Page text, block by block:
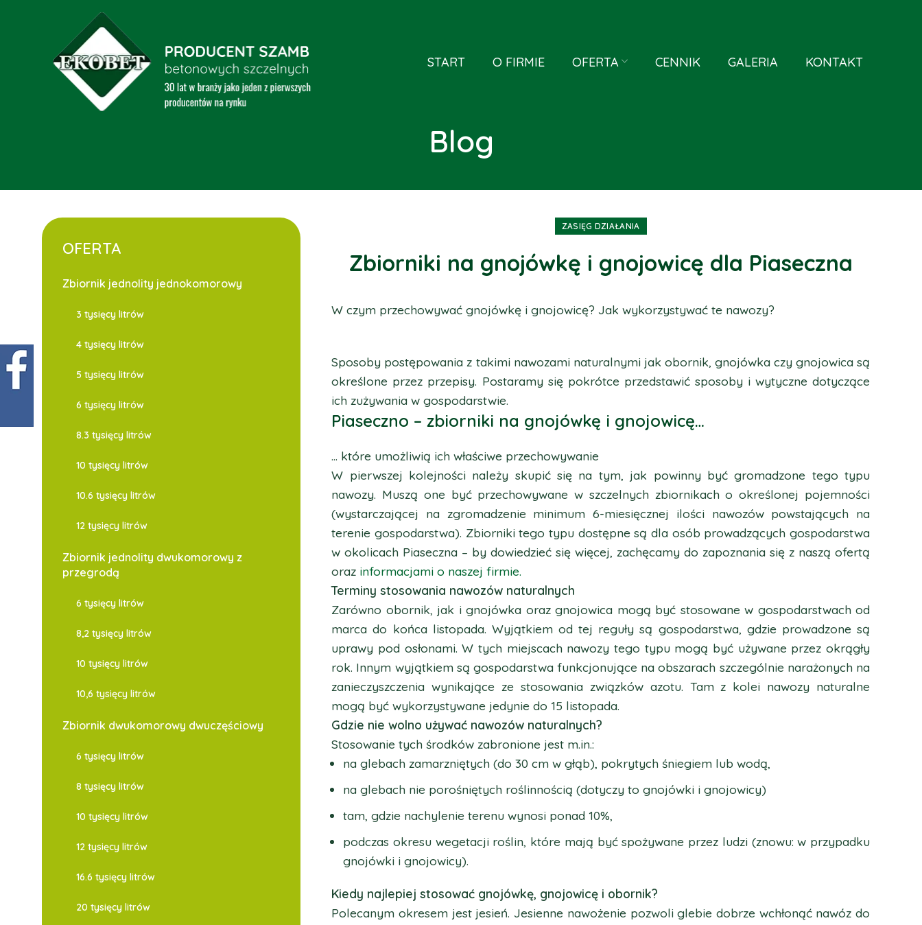
START O FIRMIE OFERTA CENNIK GALERIA KONTAKT
Blog
ZASIĘG DZIAŁANIA
Zbiorniki na gnojówkę i gnojowicę dla Piaseczna
W czym przechowywać gnojówkę i gnojowicę? Jak wykorzystywać te nawozy?
Sposoby postępowania z takimi nawozami naturalnymi jak obornik, gnojówka czy gnojowica są
określone przez przepisy. Postaramy się pokrótce przedstawić sposoby i wytyczne dotyczące
ich zużywania w gospodarstwie.
Piaseczno – zbiorniki na gnojówkę i gnojowicę…
… które umożliwią ich właściwe przechowywanie
W pierwszej kolejności należy skupić się na tym, jak powinny być gromadzone tego typu
nawozy. Muszą one być przechowywane w szczelnych zbiornikach o określonej pojemności
(wystarczającej na zgromadzenie minimum 6-miesięcznej ilości nawozów powstających na
terenie gospodarstwa). Zbiorniki tego typu dostępne są dla osób prowadzących gospodarstwa
w okolicach Piaseczna – by dowiedzieć się więcej, zachęcamy do zapoznania się z naszą ofertą
oraz informacjami o naszej firmie.
Terminy stosowania nawozów naturalnych
Zarówno obornik, jak i gnojówka oraz gnojowica mogą być stosowane w gospodarstwach od
marca do końca listopada. Wyjątkiem od tej reguły są gospodarstwa, gdzie prowadzone są
uprawy pod osłonami. W tych miejscach nawozy tego typu mogą być używane przez okrągły
rok. Innym wyjątkiem są gospodarstwa funkcjonujące na obszarach szczególnie narażonych na
zanieczyszczenia wynikające ze stosowania związków azotu. Tam z kolei nawozy naturalne
mogą być wykorzystywane jedynie do 15 listopada.
Gdzie nie wolno używać nawozów naturalnych?
Stosowanie tych środków zabronione jest m.in.:
na glebach zamarzniętych (do 30 cm w głąb), pokrytych śniegiem lub wodą,
na glebach nie porośniętych roślinnością (dotyczy to gnojówki i gnojowicy)
tam, gdzie nachylenie terenu wynosi ponad 10%,
podczas okresu wegetacji roślin, które mają być spożywane przez ludzi (znowu: w przypadku
gnojówki i gnojowicy).
Kiedy najlepiej stosować gnojówkę, gnojowicę i obornik?
Polecanym okresem jest jesień. Jesienne nawożenie pozwoli glebie dobrze wchłonąć nawóz do
OFERTA
Zbiornik jednolity jednokomorowy
3 tysięcy litrów
4 tysięcy litrów
5 tysięcy litrów
6 tysięcy litrów
8.3 tysięcy litrów
10 tysięcy litrów
10.6 tysięcy litrów
12 tysięcy litrów
Zbiornik jednolity dwukomorowy z
przegrodą
6 tysięcy litrów
8,2 tysięcy litrów
10 tysięcy litrów
10,6 tysięcy litrów
Zbiornik dwukomorowy dwuczęściowy
6 tysięcy litrów
8 tysięcy litrów
10 tysięcy litrów
12 tysięcy litrów
16.6 tysięcy litrów
20 tysięcy litrów